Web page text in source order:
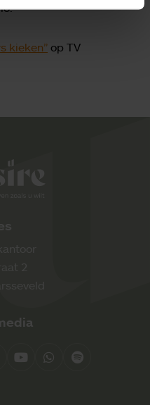
kieken” op TV
2
YouTubeWhatsapp
Spotify